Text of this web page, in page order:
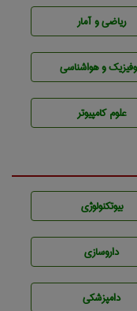
ریاضی و آمار
و هواشناسی
علوم کامپیوتر
بيوتكنولوژی
داروسازی
دامپزشكی